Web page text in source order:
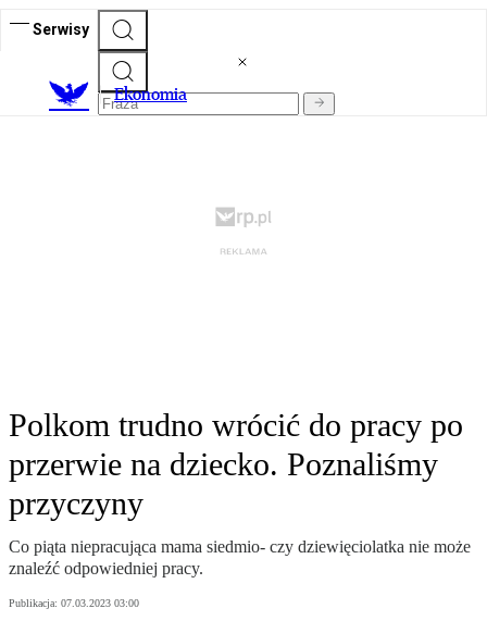
Serwisy
Ekonomia
Polkom trudno wrócić do pracy po
przerwie na dziecko. Poznaliśmy
przyczyny
Co piąta niepracująca mama siedmio- czy dziewięciolatka nie może
znaleźć odpowiedniej pracy.
Publikacja: 07.03.2023 03:00